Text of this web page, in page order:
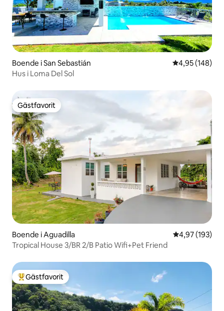
Boende i San Sebastián 4,95 av 5 i
4,95 (148)
Hus i Loma Del Sol
Gästfavorit
Gästfavorit
Boende i Aguadilla 4,97 av 5 i
4,97 (193)
Tropical House 3/BR 2/B Patio Wifi+Pet Friend
Populär gästfavorit
Gästfavorit